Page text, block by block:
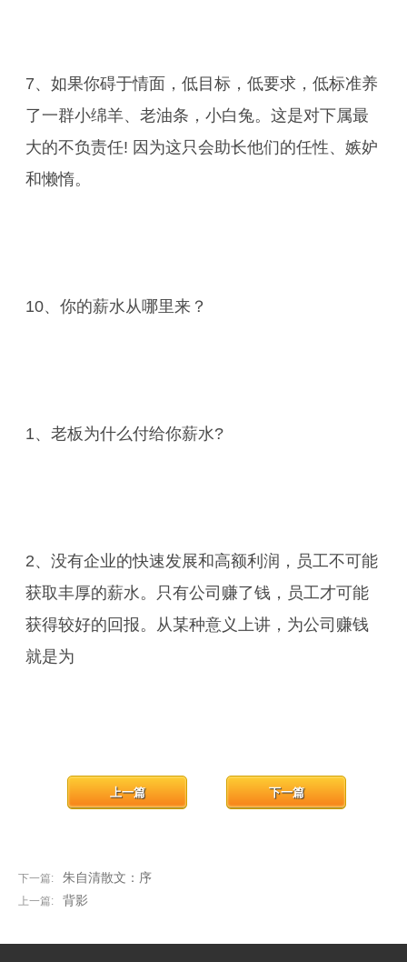
7、如果你碍于情面，低目标，低要求，低标准养
了一群小绵羊、老油条，小白兔。这是对下属最
大的不负责任! 因为这只会助长他们的任性、嫉妒
和懒惰。
10、你的薪水从哪里来？
1、老板为什么付给你薪水?
2、没有企业的快速发展和高额利润，员工不可能
获取丰厚的薪水。只有公司赚了钱，员工才可能
获得较好的回报。从某种意义上讲，为公司赚钱
就是为
下一篇: 朱自清散文：序
下一篇
上一篇: 背影
上一篇